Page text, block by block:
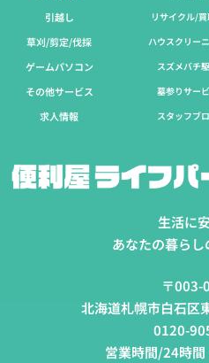
引越し
草刈/剪定/伐採​
ゲームパソコン
その他サービス
求人情報
リサイクル/買
ハウスクリー
スズメバチ
墓参りサー
スタッフブ
生活に
あなたの暮ら
〒003-
北海道札幌市白石区
0120-
営業時間/24時